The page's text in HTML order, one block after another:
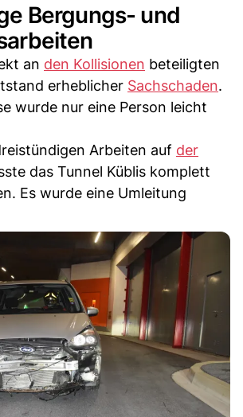
Bergungs- und
an den Kollisionen beteiligten
erheblicher Sachschaden.
wurde nur eine Person leicht
Arbeiten auf der
das Tunnel Küblis komplett
Es wurde eine Umleitung